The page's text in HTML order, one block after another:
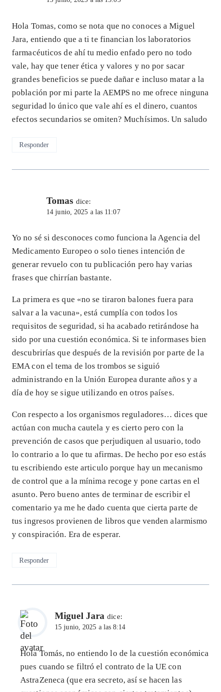
Hola Tomas, como se nota que no conoces a Miguel
Jara, entiendo que a ti te financian los laboratorios
farmacéuticos de ahí tu medio enfado pero no todo
vale, hay que tener ética y valores y no por sacar
grandes beneficios se puede dañar e incluso matar a la
población por mi parte la AEMPS no me ofrece ninguna
seguridad lo único que vale ahí es el dinero, cuantos
efectos secundarios se omiten? Muchísimos. Un saludo
Responder
Tomas dice:
14 junio, 2025 a las 11:07
Yo no sé si desconoces como funciona la Agencia del
Medicamento Europeo o solo tienes intención de
generar revuelo con tu publicación pero hay varias
frases que chirrían bastante.
La primera es que «no se tiraron balones fuera para
salvar a la vacuna», está cumplía con todos los
requisitos de seguridad, si ha acabado retirándose ha
sido por una cuestión económica. Si te informases bien
descubrirías que después de la revisión por parte de la
EMA con el tema de los trombos se siguió
administrando en la Unión Europea durante años y a
día de hoy se sigue utilizando en otros países.
Con respecto a los organismos reguladores… dices que
actúan con mucha cautela y es cierto pero con la
prevención de casos que perjudiquen al usuario, todo
lo contrario a lo que tu afirmas. De hecho por eso estás
tu escribiendo este articulo porque hay un mecanismo
de control que a la mínima recoge y pone cartas en el
asunto. Pero bueno antes de terminar de escribir el
comentario ya me he dado cuenta que cierta parte de
tus ingresos provienen de libros que venden alarmismo
y conspiración. Era de esperar.
Responder
Miguel Jara dice:
15 junio, 2025 a las 8:14
Hola Tomás, no entiendo lo de la cuestión económica
pues cuando se filtró el contrato de la UE con
AstraZeneca (que era secreto, así se hacen las